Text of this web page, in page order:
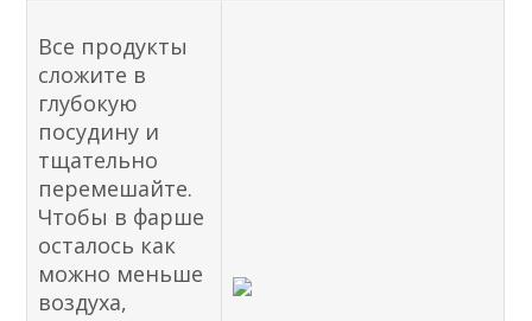
Все продукты
сложите в
глубокую
посудину и
тщательно
перемешайте.
Чтобы в фарше
осталось как
можно меньше
воздуха,